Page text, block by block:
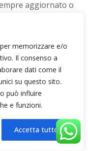
memorizzare e/o
Il consenso a
dati come il
su questo sito.
può influire
e funzioni.
Accetta tutto
aggiornato o
il form online